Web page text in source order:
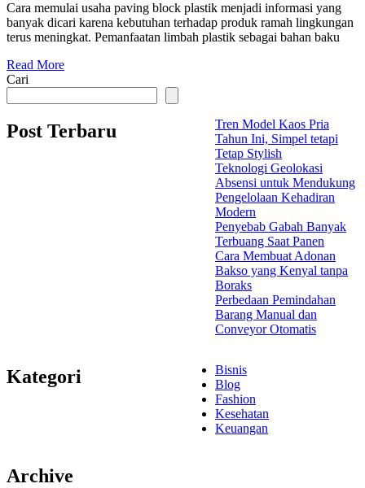
Cara memulai usaha paving block plastik menjadi informasi yang
banyak dicari karena kebutuhan terhadap produk ramah lingkungan
terus meningkat. Pemanfaatan limbah plastik sebagai bahan baku
Read More
Cari
Post Terbaru
Tren Model Kaos Pria
Tahun Ini, Simpel tetapi
Tetap Stylish
Teknologi Geolokasi
Absensi untuk Mendukung
Pengelolaan Kehadiran
Modern
Penyebab Gabah Banyak
Terbuang Saat Panen
Cara Membuat Adonan
Bakso yang Kenyal tanpa
Boraks
Perbedaan Pemindahan
Barang Manual dan
Conveyor Otomatis
Kategori
Bisnis
Blog
Fashion
Kesehatan
Keuangan
Archive